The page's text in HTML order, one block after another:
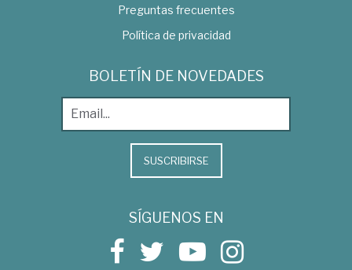
Preguntas frecuentes
Política de privacidad
BOLETÍN DE NOVEDADES
SUSCRIBIRSE
SÍGUENOS EN